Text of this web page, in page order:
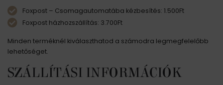
Foxpost – Csomagautomatába kézbesítés: 1.500Ft
Foxpost házhozszállítás: 3.700Ft
Minden terméknél kiválaszthatod a számodra legmegfelelőbb
lehetőséget.
SZÁLLÍTÁSI INFORMÁCIÓK